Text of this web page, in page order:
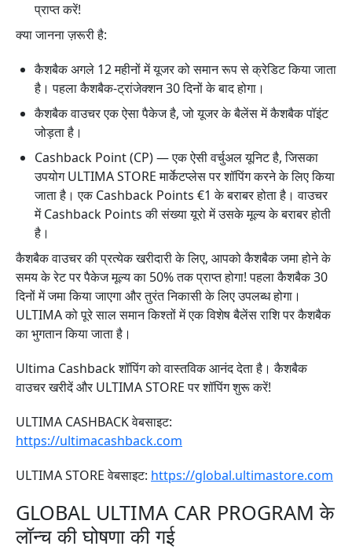
प्राप्त करें!
क्या जानना ज़रूरी है:
कैशबैक अगले 12 महीनों में यूजर को समान रूप से क्रेडिट किया जाता
है। पहला कैशबैक-ट्रांजेक्शन 30 दिनों के बाद होगा।
कैशबैक वाउचर एक ऐसा पैकेज है, जो यूजर के बैलेंस में कैशबैक पॉइंट
जोड़ता है।
Cashback Point (CP) — एक ऐसी वर्चुअल यूनिट है, जिसका
उपयोग ULTIMA STORE मार्केटप्लेस पर शॉपिंग करने के लिए किया
जाता है। एक Cashback Points €1 के बराबर होता है। वाउचर
में Cashback Points की संख्या यूरो में उसके मूल्य के बराबर होती
है।
कैशबैक वाउचर की प्रत्येक खरीदारी के लिए, आपको कैशबैक जमा होने के
समय के रेट पर पैकेज मूल्य का 50% तक प्राप्त होगा! पहला कैशबैक 30
दिनों में जमा किया जाएगा और तुरंत निकासी के लिए उपलब्ध होगा।
ULTIMA को पूरे साल समान किश्तों में एक विशेष बैलेंस राशि पर कैशबैक
का भुगतान किया जाता है।
Ultima Cashback शॉपिंग को वास्तविक आनंद देता है। कैशबैक
वाउचर खरीदें और ULTIMA STORE पर शॉपिंग शुरू करें!
ULTIMA CASHBACK वेबसाइट:
https://ultimacashback.com
ULTIMA STORE वेबसाइट: https://global.ultimastore.com
GLOBAL ULTIMA CAR PROGRAM के
लॉन्च की घोषणा की गई